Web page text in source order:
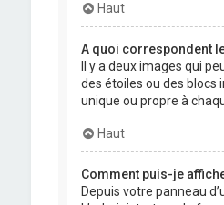
Haut
A quoi correspondent
Il y a deux images qui
des étoiles ou des blocs
unique ou propre à
Haut
Comment puis-je
Depuis votre panneau